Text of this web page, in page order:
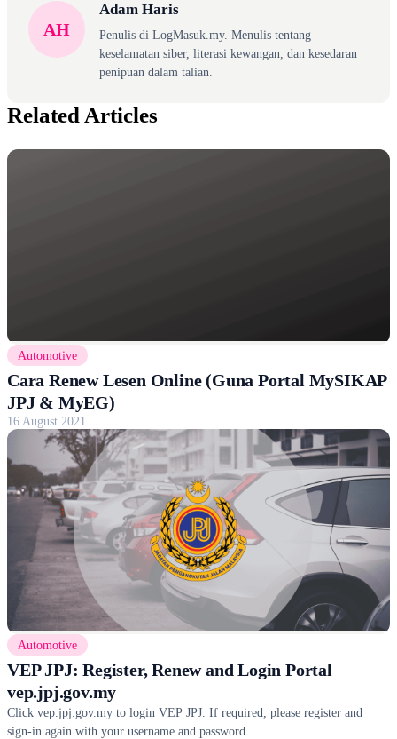
AH
Adam Haris
Penulis di LogMasuk.my. Menulis tentang
keselamatan siber, literasi kewangan, dan kesedaran
penipuan dalam talian.
Related Articles
Automotive
Cara Renew Lesen Online (Guna Portal MySIKAP
JPJ & MyEG)
16 August 2021
Automotive
VEP JPJ: Register, Renew and Login Portal
vep.jpj.gov.my
Click vep.jpj.gov.my to login VEP JPJ. If required, please register and
sign-in again with your username and password.